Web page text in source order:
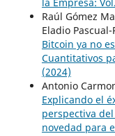
Raúl Gómez
Eladio
Bitcoin ya no
Cuantitativos
(2024)
Antonio
Explicando el
perspectiva
novedad para